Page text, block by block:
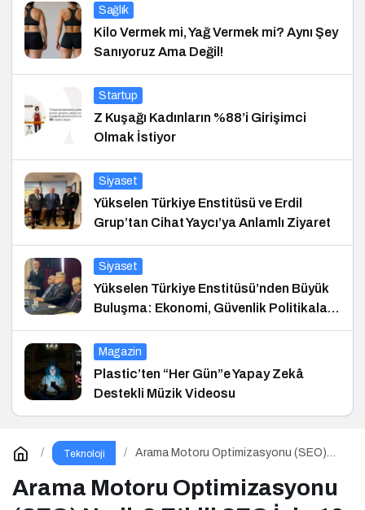
Sağlık
Kilo Vermek mi, Yağ Vermek mi? Aynı Şey
Sanıyoruz Ama Değil!
Startup
Z Kuşağı Kadınların %88’i Girişimci
Olmak İstiyor
Siyaset
Yükselen Türkiye Enstitüsü ve Erdil
Grup’tan Cihat Yaycı’ya Anlamlı Ziyaret
Siyaset
Yükselen Türkiye Enstitüsü’nden Büyük
Buluşma: Ekonomi, Güvenlik Politikaları
ve Hukuk Konferansı
Magazin
Plastic’ten “Her Gün”e Yapay Zekâ
Destekli Müzik Videosu
Teknoloji
Arama Motoru Optimizasyonu (SEO)
Arama Motoru Optimizasyonu